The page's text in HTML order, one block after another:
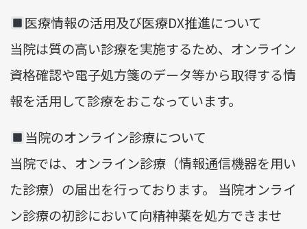
医療情報の活用及び医療DX推進について
当院は質の高い診療を実施するため、オンライン
資格確認や電子処方箋のデータ等から取得する情
報を活用して診療をおこなっています。
当院のオンライン診療について
当院では、オンライン診療（情報通信機器を用い
た診療）の届出を行っております。 当院オンライ
ン診療の初診において向精神薬を処方できませ